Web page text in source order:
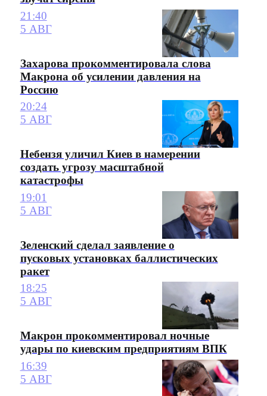
21:40
5 АВГ
Захарова прокомментировала слова
Макрона об усилении давления на
Россию
20:24
5 АВГ
Небензя уличил Киев в намерении
создать угрозу масштабной
катастрофы
19:01
5 АВГ
Зеленский сделал заявление о
пусковых установках баллистических
ракет
18:25
5 АВГ
Макрон прокомментировал ночные
удары по киевским предприятиям ВПК
16:39
5 АВГ